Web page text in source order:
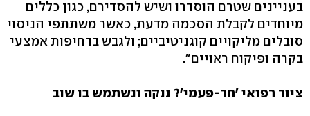
בעניינים שטרם הוסדרו ושיש להסדירם, כגון כללים
מיוחדים לקבלת הסכמה מדעת, כאשר משתתפי הניסוי
סובלים מליקויים קוגניטיביים; ולגבש בדחיפות אמצעי
בקרה ופיקוח ראויים".
ציוד רפואי 'חד-פעמי'? ננקה ונשתמש בו שוב